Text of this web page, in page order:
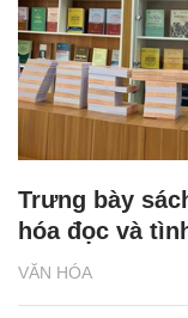
VĂN HÓA
Trưng bày
hóa đọc và